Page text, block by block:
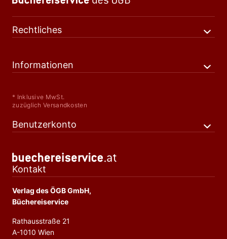
Rechtliches
Informationen
* Inklusive MwSt.
zuzüglich Versandkosten
Benutzerkonto
Kontakt
Verlag des ÖGB GmbH,
Büchereiservice
Rathausstraße 21
A-1010 Wien